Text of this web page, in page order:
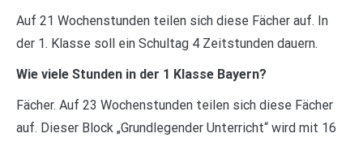
Auf 21 Wochenstunden teilen sich diese Fächer auf. In
der 1. Klasse soll ein Schultag 4 Zeitstunden dauern.
Wie viele Stunden in der 1 Klasse Bayern?
Fächer. Auf 23 Wochenstunden teilen sich diese Fächer
auf. Dieser Block „Grundlegender Unterricht“ wird mit 16